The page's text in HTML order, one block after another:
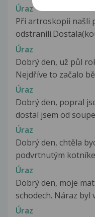
Úraz
Při artroskopii našli
Úraz
Dobrý den, už půl
Nejdříve to začalo
Úraz
Dobrý den, popral
dostal jsem od
Úraz
Dobrý den, chtěla
podvrtnutým
Úraz
Dobrý den, moje
schodech. Náraz byl
Úraz